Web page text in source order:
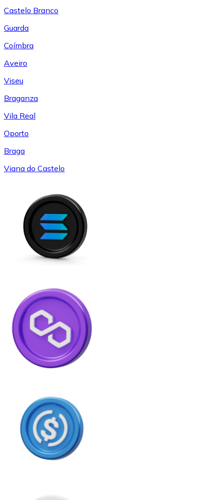
Castelo Branco
Guarda
Coímbra
Aveiro
Viseu
Braganza
Vila Real
Oporto
Braga
Viana do Castelo